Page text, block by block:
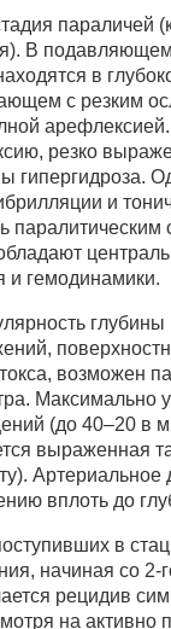
параличей
В
в
с резким
резко
гипергидроза.
и
паралитическим
и гемодинамики.
глубины
возможен
Максимально
(до 40–20 в
выраженная
Артериальное
вплоть до
в
начиная со 2-
рецидив
на активно